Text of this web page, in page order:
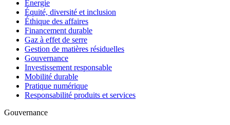
Énergie
Équité, diversité et inclusion
Éthique des affaires
Financement durable
Gaz à effet de serre
Gestion de matières résiduelles
Gouvernance
Investissement responsable
Mobilité durable
Pratique numérique
Responsabilité produits et services
Gouvernance